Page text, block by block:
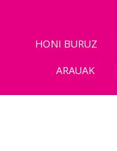
HONI BURUZ
ARAUAK